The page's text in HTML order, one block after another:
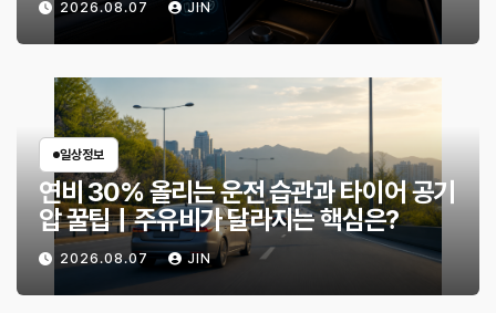
2026.08.07 JIN
일상정보
연비 30% 올리는 운전 습관과 타이어 공기
압 꿀팁｜주유비가 달라지는 핵심은?
2026.08.07 JIN